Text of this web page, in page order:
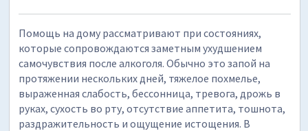
Помощь на дому рассматривают при состояниях,
которые сопровождаются заметным ухудшением
самочувствия после алкоголя. Обычно это запой на
протяжении нескольких дней, тяжелое похмелье,
выраженная слабость, бессонница, тревога, дрожь в
руках, сухость во рту, отсутствие аппетита, тошнота,
раздражительность и ощущение истощения. В